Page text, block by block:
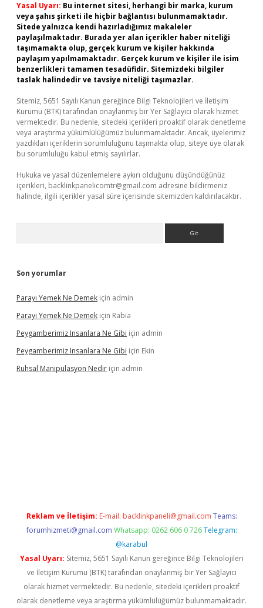
Yasal Uyarı: Bu internet sitesi, herhangi bir marka, kurum
veya şahıs şirketi ile hiçbir bağlantısı bulunmamaktadır.
Sitede yalnızca kendi hazırladığımız makaleler
paylaşılmaktadır. Burada yer alan içerikler haber niteliği
taşımamakta olup, gerçek kurum ve kişiler hakkında
paylaşım yapılmamaktadır. Gerçek kurum ve kişiler ile isim
benzerlikleri tamamen tesadüfidir. Sitemizdeki bilgiler
taslak halindedir ve tavsiye niteliği taşımazlar.
Sitemiz, 5651 Sayılı Kanun gereğince Bilgi Teknolojileri ve İletişim
Kurumu (BTK) tarafından onaylanmış bir Yer Sağlayıcı olarak hizmet
vermektedir. Bu nedenle, sitedeki içerikleri proaktif olarak denetleme
veya araştırma yükümlülüğümüz bulunmamaktadır. Ancak, üyelerimiz
yazdıkları içeriklerin sorumluluğunu taşımakta olup, siteye üye olarak
bu sorumluluğu kabul etmiş sayılırlar.
Hukuka ve yasal düzenlemelere aykırı olduğunu düşündüğünüz
içerikleri, backlinkpanelicomtr@gmail.com adresine bildirmeniz
halinde, ilgili içerikler yasal süre içerisinde sitemizden kaldırılacaktır.
Son yorumlar
Parayı Yemek Ne Demek için admin
Parayı Yemek Ne Demek için Rabia
Peygamberimiz Insanlara Ne Gibi için admin
Peygamberimiz Insanlara Ne Gibi için Ekin
Ruhsal Manipülasyon Nedir için admin
Reklam ve İletişim: E-mail: backlinkpaneli@gmail.com Teams:
forumhizmeti@gmail.com Whatsapp: 0262 606 0 726 Telegram:
@karabul
Yasal Uyarı: Sitemiz, 5651 Sayılı Kanun gereğince Bilgi Teknolojileri
ve İletişim Kurumu (BTK) tarafından onaylanmış bir Yer Sağlayıcı
olarak hizmet vermektedir. Bu nedenle, sitedeki içerikleri proaktif
olarak denetleme veya araştırma yükümlülüğümüz bulunmamaktadır.